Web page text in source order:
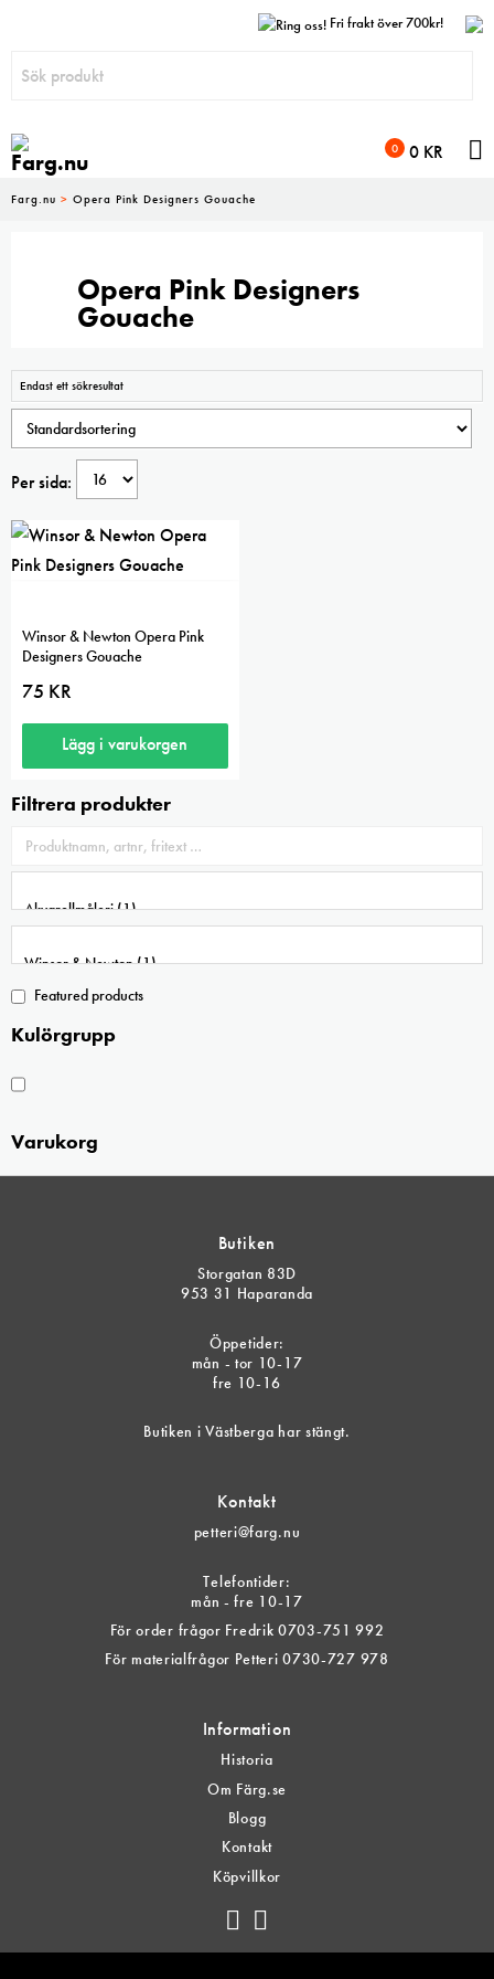
Fri frakt över 700kr!
0 0 KR
Farg.nu > Opera Pink Designers Gouache
Opera Pink Designers
Gouache
Endast ett sökresultat
Per sida:
Winsor & Newton Opera Pink
Designers Gouache
75 KR
Lägg i varukorgen
Filtrera produkter
Featured products
Kulörgrupp
Varukorg
Butiken
Storgatan 83D
953 31 Haparanda
Öppetider:
mån - tor 10-17
fre 10-16
Butiken i Västberga har stängt.
Kontakt
petteri@farg.nu
Telefontider:
mån - fre 10-17
För order frågor Fredrik 0703-751 992
För materialfrågor Petteri 0730-727 978
Information
Historia
Om Färg.se
Blogg
Kontakt
Köpvillkor